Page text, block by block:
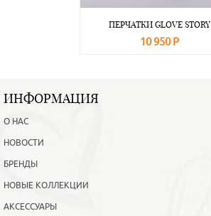
ПЕРЧАТКИ GLOVE STORY
10 950 Р
ИНФОРМАЦИЯ
О НАС
НОВОСТИ
БРЕНДЫ
НОВЫЕ КОЛЛЕКЦИИ
АКСЕССУАРЫ